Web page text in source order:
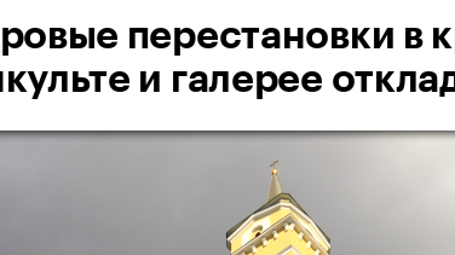
перестановки в
и галерее